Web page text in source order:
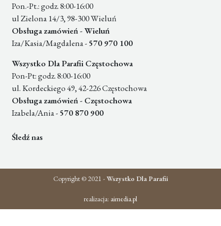
Pon.-Pt.: godz. 8:00-16:00
ul Zielona 14/3, 98-300 Wieluń
Obsługa zamówień - Wieluń
Iza/Kasia/Magdalena - 570 970 100
Wszystko Dla Parafii Częstochowa
Pon-Pt: godz. 8:00-16:00
ul. Kordeckiego 49, 42-226 Częstochowa
Obsługa zamówień - Częstochowa
Izabela/Ania - 570 870 900
Śledź nas
Copyright © 2021 -Wszystko Dla Parafii
realizacja: aimedia.pl